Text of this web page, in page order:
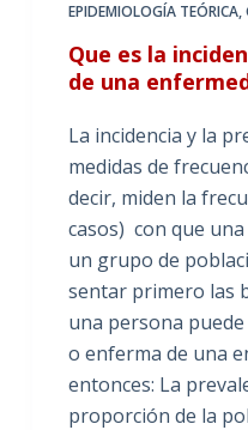
EPIDEMIOLOGÍA TEÓRICA,
Que es la
de una
La incidencia y la
medidas de
decir, miden la
casos) con que
un grupo de
sentar primero las
una persona
o enferma de una
entonces: La
proporción de la